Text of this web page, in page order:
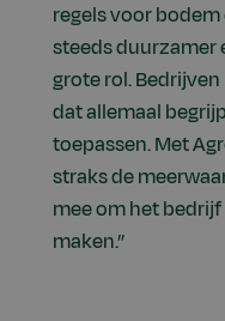
regels voor
steeds duurzamer
grote rol.
dat allemaal
toepassen. Met
straks de
mee om het
maken.”